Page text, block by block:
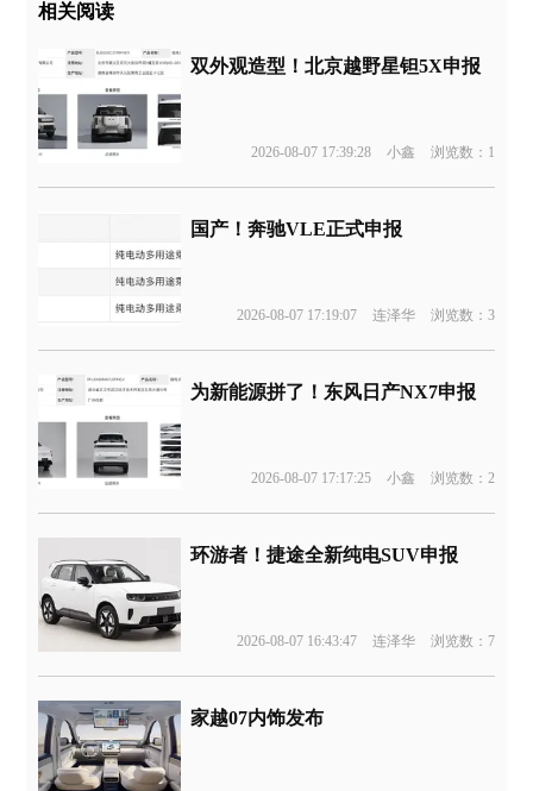
相关阅读
双外观造型！北京越野星钽5X申报
2026-08-07 17:39:28 小鑫 浏览数：1
国产！奔驰VLE正式申报
2026-08-07 17:19:07 连泽华 浏览数：3
为新能源拼了！东风日产NX7申报
2026-08-07 17:17:25 小鑫 浏览数：2
环游者！捷途全新纯电SUV申报
2026-08-07 16:43:47 连泽华 浏览数：7
家越07内饰发布